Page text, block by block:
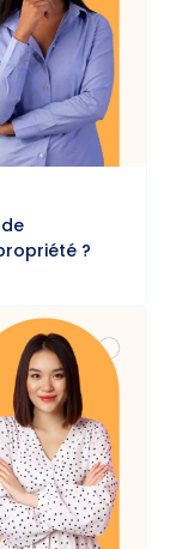
?